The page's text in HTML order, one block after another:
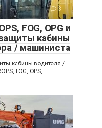
3
FOG, OPG и
кабины
/ машиниста
кабины водителя /
FOG, OPS,